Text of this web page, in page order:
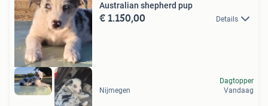
Australian shepherd pup
€ 1.150,00 Details
Nijmegen
Dagtopper
Vandaag